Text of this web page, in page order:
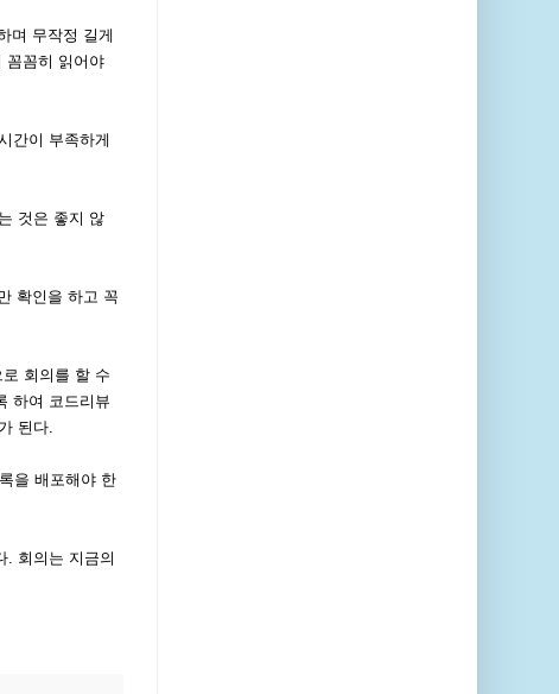
며 무작정 길게
꼼꼼히 읽어야
간이 부족하게
것은 좋지 않
확인을 하고 꼭
회의를 할 수
하여 코드리뷰
된다.
을 배포해야 한
. 회의는 지금의